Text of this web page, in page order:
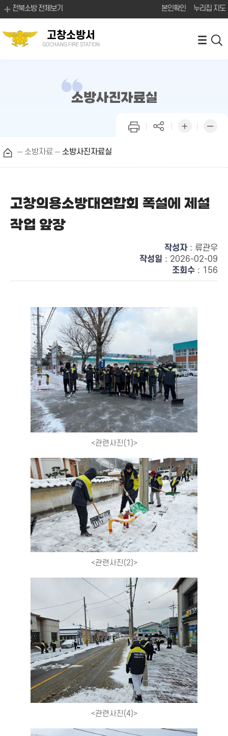
전북소방 전체보기 본인확인 누리집 지도
고창소방서
GOCHANG FIRE STATION
소방사진자료실
소방자료 소방사진자료실
고창의용소방대연합회 폭설에 제설
작업 앞장
작성자: 류관우
작성일 : 2026-02-09
조회수 : 156
<관련사진(1)>
<관련사진(2)>
<관련사진(4)>